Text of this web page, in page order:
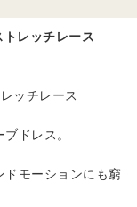
トレッチレース
ッチレース
ドレス。
モーションにも窮